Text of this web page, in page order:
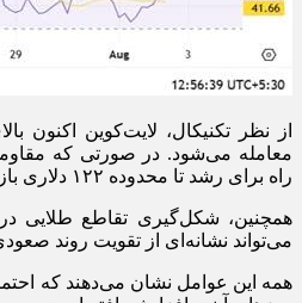
راه برای رشد تا محدوده ۱۲۲ دلاری باز خواهد شد.
همچنین، شکل‌گیری تقاطع طلایی در
می‌تواند نشانه‌ای از تقویت روند
همه این عوامل نشان می‌دهند که